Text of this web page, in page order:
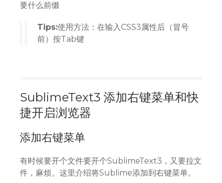
要什么前缀
Tips:使用方法：在输入CSS3属性后（冒号
前）按Tab键
SublimeText3 添加右键菜单和快
捷开启浏览器
添加右键菜单
有时候要开个文件要开个SublimeText3，又要拉文
件，麻烦。这里介绍将Sublime添加到右键菜单。